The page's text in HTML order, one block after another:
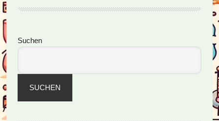
Seitenspalte
Suchen
SUCHEN